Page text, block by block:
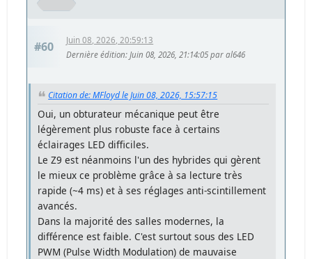
#60
Juin 08, 2026, 20:59:13
Dernière édition: Juin 08, 2026, 21:14:05 par al646
Citation de: MFloyd le Juin 08, 2026, 15:57:15
Oui, un obturateur mécanique peut être
légèrement plus robuste face à certains
éclairages LED difficiles.
Le Z9 est néanmoins l'un des hybrides qui gèrent
le mieux ce problème grâce à sa lecture très
rapide (~4 ms) et à ses réglages anti-scintillement
avancés.
Dans la majorité des salles modernes, la
différence est faible. C'est surtout sous des LED
PWM (Pulse Width Modulation) de mauvaise